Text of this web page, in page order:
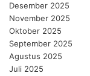
Desember 2025
November 2025
Oktober 2025
September 2025
Agustus 2025
Juli 2025